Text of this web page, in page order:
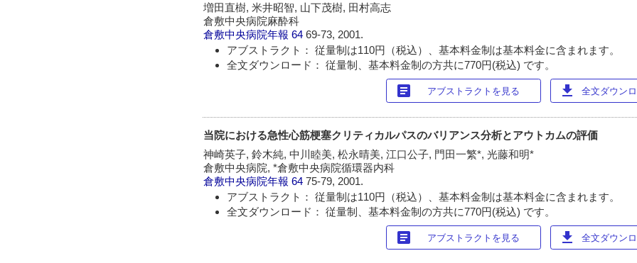
増田直樹, 米井昭智, 山下茂樹, 田村高志
倉敷中央病院麻酔科
倉敷中央病院年報 6469-73, 2001.
アブストラクト： 従量制は110円（税込）、基本料金制は基本料金に含まれます。
全文ダウンロード： 従量制、基本料金制の方共に770円(税込) です。
article アブストラクトを見る download 全文ダウン
当院における急性心筋梗塞クリティカルパスのバリアンス分析とアウトカムの評価
神崎英子, 鈴木純, 中川睦美, 松永晴美, 江口公子, 門田一繁*, 光藤和明*
倉敷中央病院, *倉敷中央病院循環器内科
倉敷中央病院年報 6475-79, 2001.
アブストラクト： 従量制は110円（税込）、基本料金制は基本料金に含まれます。
全文ダウンロード： 従量制、基本料金制の方共に770円(税込) です。
article アブストラクトを見る download 全文ダウン